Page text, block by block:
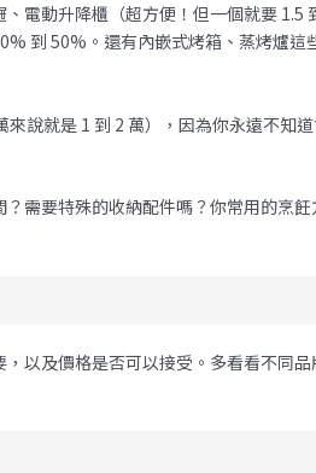
電動升降櫃（超方便！但一個就要 1.5
到 50%。還有內嵌式烤箱、蒸烤爐這
說就是 1 到 2 萬），因為你永遠不知
需要特殊的收納配件嗎？你常用的烹
以及價格是否可以接受。多看看不同